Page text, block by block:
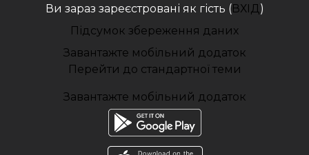
Ви зараз зареєстровані як гість (ВХІД )
Підсумок збереження даних
Завантажте мобільний додаток
Перейти до стандартної теми
Завантажте мобільний додаток